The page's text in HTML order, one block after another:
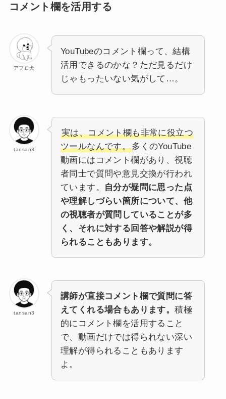
コメント欄を活用する
アフロ犬
YouTubeのコメント欄って、結構
活用できるのかな？ただ見るだけ
じゃもったいない気がして…。
tansan3
実は、コメント欄も非常に役立つ
ツールなんです。多くのYouTube
動画にはコメント欄があり、視聴
者同士で質問や意見交換が行われ
ています。
自分が疑問に思った点
や理解しづらい箇所について、他
の視聴者が質問していることが多
く、それに対する回答や解説が得
られることもあります。
tansan3
講師が直接コメント欄で質問に答
えてくれる場合もあります。積極
的にコメント欄を活用すること
で、動画だけでは得られない深い
理解が得られることもあります
よ。